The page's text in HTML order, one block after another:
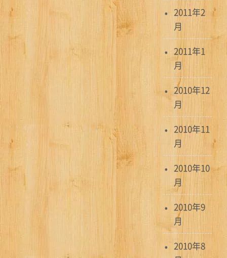
2011年2
月
2011年1
月
2010年12
月
2010年11
月
2010年10
月
2010年9
月
2010年8